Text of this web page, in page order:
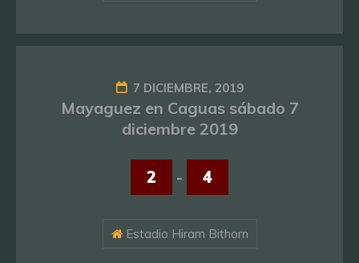
7 DICIEMBRE, 2019
Mayaguez en Caguas sábado 7
diciembre 2019
2 - 4
Estadio Hiram Bithorn